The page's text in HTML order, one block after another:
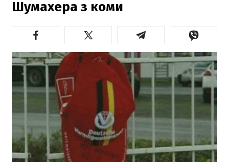
Шумахера з коми